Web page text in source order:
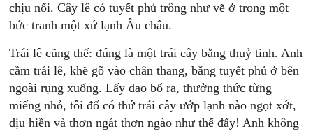
chịu nổi. Cây lê có tuyết phủ trông như vẽ ở trong một
bức tranh một xứ lạnh Âu châu.
Trái lê cũng thế: đúng là một trái cây bằng thuỷ tinh. Anh
cầm trái lê, khẽ gõ vào chân thang, băng tuyết phủ ở bên
ngoài rụng xuống. Lấy dao bổ ra, thưởng thức từng
miếng nhỏ, tôi đố có thứ trái cây ướp lạnh nào ngọt xớt,
dịu hiền và thơn ngát thơn ngào như thế đấy! Anh không